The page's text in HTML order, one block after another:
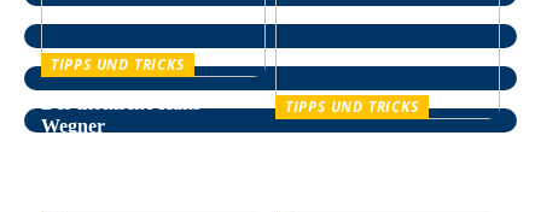
TIPPS UND TRICKS
Wegner
TIPPS UND TRICKS